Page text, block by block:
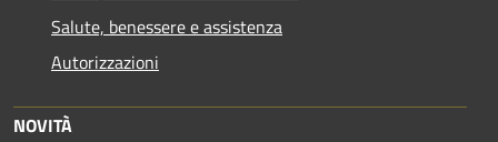
Salute, benessere e assistenza
Autorizzazioni
NOVITÀ